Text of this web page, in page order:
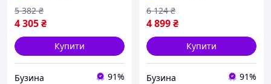
4 305₴
5 382 ₴
Купити
Бузина 91%
4 899₴
6 124 ₴
Купити
Бузина 91%